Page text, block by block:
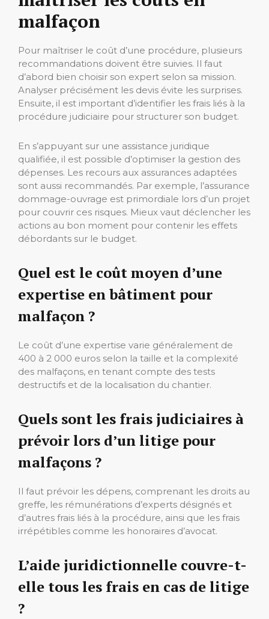
malfaçon
Pour maîtriser le coût d’une procédure, plusieurs
recommandations doivent être suivies. Il faut
d’abord bien choisir son expert selon sa mission.
Analyser précisément les devis évite les surprises.
Ensuite, il est important d’identifier les frais liés à la
procédure judiciaire pour structurer son budget.
En s’appuyant sur une assistance juridique
qualifiée, il est possible d’optimiser la gestion des
dépenses. Les recours aux assurances adaptées
sont aussi recommandés. Par exemple, l’assurance
dommage-ouvrage est primordiale lors d’un projet
pour couvrir ces risques. Mieux vaut déclencher les
actions au bon moment pour contenir les effets
débordants sur le budget.
Quel est le coût moyen d’une
expertise en bâtiment pour
malfaçon ?
Le coût d’une expertise varie généralement de
400 à 2 000 euros selon la taille et la complexité
des malfaçons, en tenant compte des tests
destructifs et de la localisation du chantier.
Quels sont les frais judiciaires à
prévoir lors d’un litige pour
malfaçons ?
Il faut prévoir les dépens, comprenant les droits au
greffe, les rémunérations d’experts désignés et
d’autres frais liés à la procédure, ainsi que les frais
irrépétibles comme les honoraires d’avocat.
L’aide juridictionnelle couvre-t-
elle tous les frais en cas de litige
?